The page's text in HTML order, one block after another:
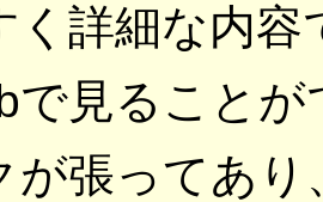
く詳細な内容
で見ること
が張ってあ